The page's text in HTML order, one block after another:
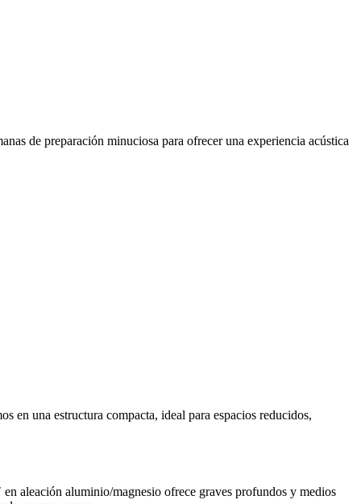
de preparación minuciosa para ofrecer una experiencia acústica
en una estructura compacta, ideal para espacios reducidos,
aleación aluminio/magnesio ofrece graves profundos y medios